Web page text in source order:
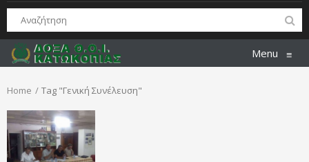
Menu ≡
Home Tag "Γενική Συνέλευση"